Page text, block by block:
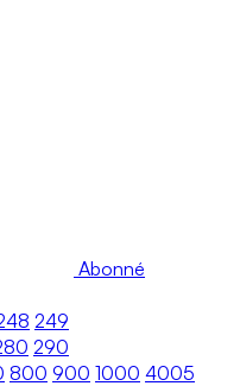
Abonné
249
290
800 900 1000 4005